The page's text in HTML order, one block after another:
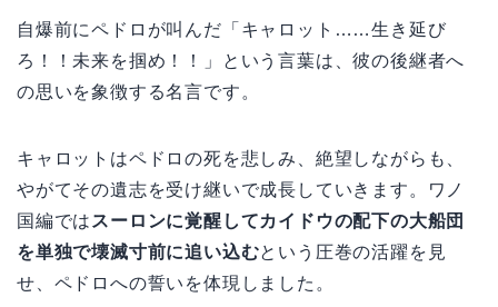
自爆前にペドロが叫んだ「キャロット……生き延び
ろ！！未来を掴め！！」という言葉は、彼の後継者へ
の思いを象徴する名言です。
キャロットはペドロの死を悲しみ、絶望しながらも、
やがてその遺志を受け継いで成長していきます。ワノ
国編では スーロンに覚醒してカイドウの配下の大船団
を単独で壊滅寸前に追い込むという圧巻の活躍を見
せ、ペドロへの誓いを体現しました。